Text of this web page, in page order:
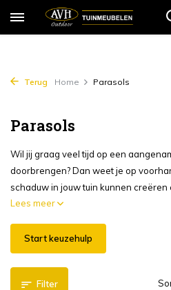
Terug Home Parasols
Parasols
Wil jij graag veel tijd op een
doorbrengen? Dan weet je op
schaduw in jouw tuin kunnen creëren
Lees meer
Start keuzehulp
Filter